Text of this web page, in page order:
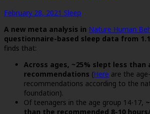
February 28, 2021 Sleep
A new meta analysis in Nature Human
questionnaire-based sleep data from
finds that:
Across ages, ~25% slept less than
recommendations (Here are the
recommendations according to the
foundation).
Of teenagers in the age group 14-17,
than the recommended 8-10